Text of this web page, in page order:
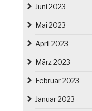
Juni 2023
Mai 2023
April 2023
März 2023
Februar 2023
Januar 2023